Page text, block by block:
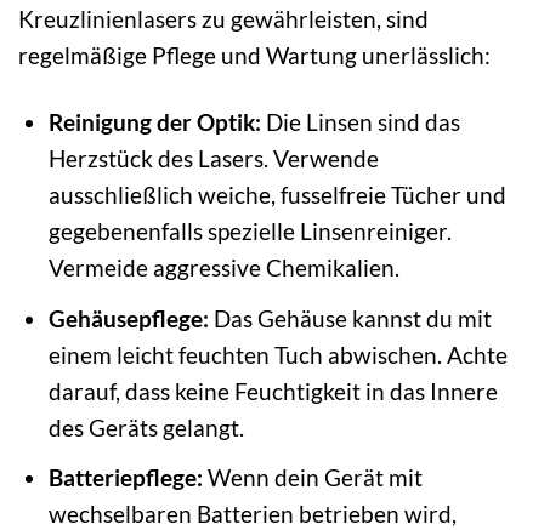
Kreuzlinienlasers zu gewährleisten, sind
regelmäßige Pflege und Wartung unerlässlich:
Reinigung der Optik: Die Linsen sind das
Herzstück des Lasers. Verwende
ausschließlich weiche, fusselfreie Tücher und
gegebenenfalls spezielle Linsenreiniger.
Vermeide aggressive Chemikalien.
Gehäusepflege: Das Gehäuse kannst du mit
einem leicht feuchten Tuch abwischen. Achte
darauf, dass keine Feuchtigkeit in das Innere
des Geräts gelangt.
Batteriepflege: Wenn dein Gerät mit
wechselbaren Batterien betrieben wird,